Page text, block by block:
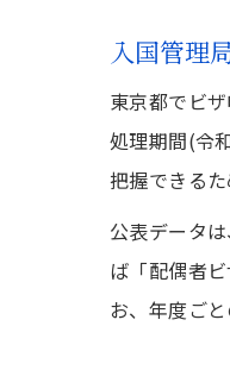
入国管理
東京都でビ
処理期間(令
把握できる
公表データ
ば「配偶者
お、年度ご